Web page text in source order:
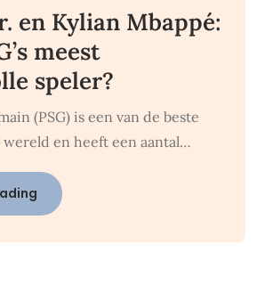
en Kylian Mbappé:
meest
speler?
(PSG) is een van de beste
en heeft een aantal…